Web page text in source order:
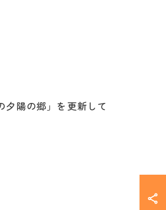
陽の郷」を更新して